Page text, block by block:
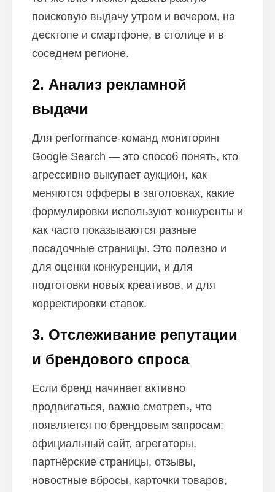
поисковую выдачу утром и вечером, на
десктопе и смартфоне, в столице и в
соседнем регионе.
2. Анализ рекламной
выдачи
Для performance-команд мониторинг
Google Search — это способ понять, кто
агрессивно выкупает аукцион, как
меняются офферы в заголовках, какие
формулировки используют конкуренты и
как часто показываются разные
посадочные страницы. Это полезно и
для оценки конкуренции, и для
подготовки новых креативов, и для
корректировки ставок.
3. Отслеживание репутации
и брендового спроса
Если бренд начинает активно
продвигаться, важно смотреть, что
появляется по брендовым запросам:
официальный сайт, агрегаторы,
партнёрские страницы, отзывы,
новостные вбросы, карточки товаров,